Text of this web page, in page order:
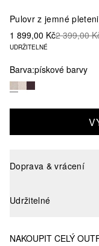
Pulovr z jemné
1 899,00 Kč2 399,00
UDRŽITELNÉ
Barva:pískové barvy
Doprava & vrácení
Udržitelné
NAKOUPIT CELÝ